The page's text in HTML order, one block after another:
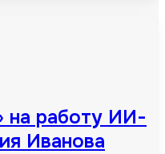
на работу ИИ-
Иванова